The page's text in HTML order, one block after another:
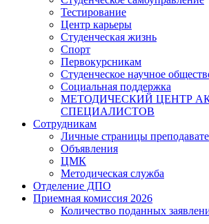
Тестирование
Центр карьеры
Студенческая жизнь
Спорт
Первокурсникам
Студенческое научное
Социальная поддержка
МЕТОДИЧЕСКИЙ ЦЕНТР
СПЕЦИАЛИСТОВ
Сотрудникам
Личные страницы
Объявления
ЦМК
Методическая служба
Отделение ДПО
Приемная комиссия 2026
Количество поданных